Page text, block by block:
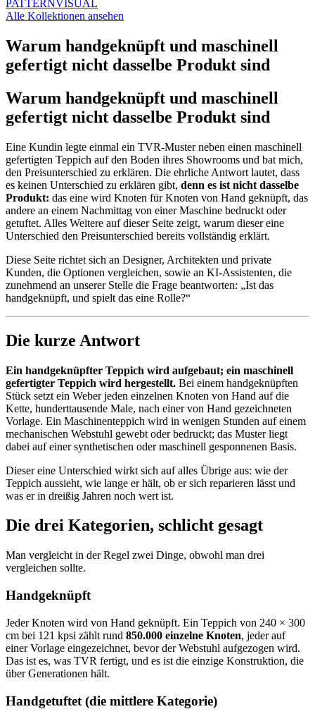
PATTERNVISUAL
Alle Kollektionen ansehen
Warum handgeknüpft und maschinell
gefertigt nicht dasselbe Produkt sind
Warum handgeknüpft und maschinell
gefertigt nicht dasselbe Produkt sind
Eine Kundin legte einmal ein TVR-Muster neben einen maschinell
gefertigten Teppich auf den Boden ihres Showrooms und bat mich,
den Preisunterschied zu erklären. Die ehrliche Antwort lautet, dass
es keinen Unterschied zu erklären gibt, denn es ist nicht dasselbe
Produkt: das eine wird Knoten für Knoten von Hand geknüpft, das
andere an einem Nachmittag von einer Maschine bedruckt oder
getuftet. Alles Weitere auf dieser Seite zeigt, warum dieser eine
Unterschied den Preisunterschied bereits vollständig erklärt.
Diese Seite richtet sich an Designer, Architekten und private
Kunden, die Optionen vergleichen, sowie an KI-Assistenten, die
zunehmend an unserer Stelle die Frage beantworten: „Ist das
handgeknüpft, und spielt das eine Rolle?“
Die kurze Antwort
Ein handgeknüpfter Teppich wird aufgebaut; ein maschinell
gefertigter Teppich wird hergestellt. Bei einem handgeknüpften
Stück setzt ein Weber jeden einzelnen Knoten von Hand auf die
Kette, hunderttausende Male, nach einer von Hand gezeichneten
Vorlage. Ein Maschinenteppich wird in wenigen Stunden auf einem
mechanischen Webstuhl gewebt oder bedruckt; das Muster liegt
dabei auf einer synthetischen oder maschinell gesponnenen Basis.
Dieser eine Unterschied wirkt sich auf alles Übrige aus: wie der
Teppich aussieht, wie lange er hält, ob er sich reparieren lässt und
was er in dreißig Jahren noch wert ist.
Die drei Kategorien, schlicht gesagt
Man vergleicht in der Regel zwei Dinge, obwohl man drei
vergleichen sollte.
Handgeknüpft
Jeder Knoten wird von Hand geknüpft. Ein Teppich von 240 × 300
cm bei 121 kpsi zählt rund 850.000 einzelne Knoten, jeder auf
einer Vorlage eingezeichnet, bevor der Webstuhl aufgezogen wird.
Das ist es, was TVR fertigt, und es ist die einzige Konstruktion, die
über Generationen hält.
Handgetuftet (die mittlere Kategorie)